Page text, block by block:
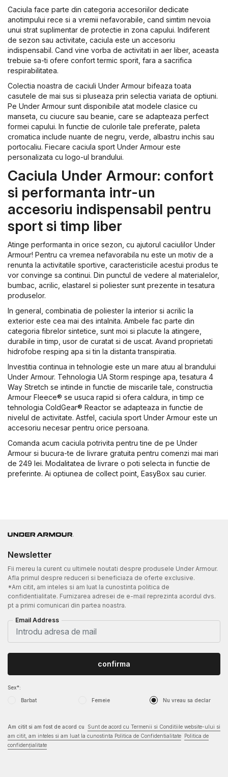
Caciula face parte din categoria accesoriilor dedicate
anotimpului rece si a vremii nefavorabile, cand simtim nevoia
unui strat suplimentar de protectie in zona capului. Indiferent
de sezon sau activitate, caciula este un accesoriu
indispensabil. Cand vine vorba de activitati in aer liber, aceasta
trebuie sa-ti ofere confort termic sporit, fara a sacrifica
respirabilitatea.
Colectia noastra de caciuli Under Armour bifeaza toata
casutele de mai sus si pluseaza prin selectia variata de optiuni.
Pe Under Armour sunt disponibile atat modele clasice cu
manseta, cu ciucure sau beanie, care se adapteaza perfect
formei capului. In functie de culorile tale preferate, paleta
cromatica include nuante de negru, verde, albastru inchis sau
portocaliu. Fiecare caciula sport Under Armour este
personalizata cu logo-ul brandului.
Caciula Under Armour: confort
si performanta intr-un
accesoriu indispensabil pentru
sport si timp liber
Atinge performanta in orice sezon, cu ajutorul caciulilor Under
Armour! Pentru ca vremea nefavorabila nu este un motiv de a
renunta la activitatile sportive, caracteristicile acestui produs te
vor convinge sa continui. Din punctul de vedere al materialelor,
bumbac, acrilic, elastarel si poliester sunt prezente in tesatura
produselor.
In general, combinatia de poliester la interior si acrilic la
exterior este cea mai des intalnita. Ambele fac parte din
categoria fibrelor sintetice, sunt moi si placute la atingere,
durabile in timp, usor de curatat si de uscat. Avand proprietati
hidrofobe resping apa si tin la distanta transpiratia.
Investitia continua in tehnologie este un mare atuu al brandului
Under Armour. Tehnologia UA Storm respinge apa, tesatura 4
Way Stretch se intinde in functie de miscarile tale, constructia
Armour Fleece® se usuca rapid si ofera caldura, in timp ce
tehnologia ColdGear® Reactor se adapteaza in functie de
nivelul de activitate. Astfel, caciula sport Under Armour este un
accesoriu necesar pentru orice persoana.
Comanda acum caciula potrivita pentru tine de pe Under
Armour si bucura-te de livrare gratuita pentru comenzi mai mari
de 249 lei. Modalitatea de livrare o poti selecta in functie de
preferinte. Ai optiunea de collect point, EasyBox sau curier.
Newsletter
Fii mereu la curent cu ultimele noutati despre produsele Under Armour.
Afla primul despre reduceri si beneficiaza de oferte exclusive.
*Am citit, am inteles si am luat la cunostinta politica de
confidentialitate. Furnizarea adresei de e-mail reprezinta acordul dvs.
pt a primi comunicari din partea noastra.
Email Address
Sex*:
Barbat Femeie Nu vreau sa declar
confirma
Am citit si am fost de acord cu
Sunt de acord cu Termenii si Conditiile website-ului si
am citit, am inteles si am luat la cunostinta Politica de Confidentialitate Politica de
confidențialitate